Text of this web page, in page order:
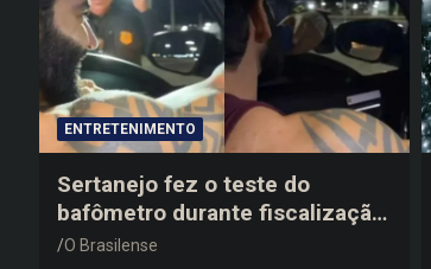
ENTRETENIMENTO
Sertanejo fez o teste do
bafômetro durante fiscalização
na estrada, deu resultado
O Brasilense